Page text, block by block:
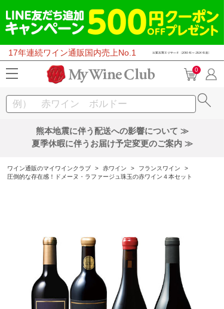
17年連続ワイン通販国内売上No.1
0
熊本地震に伴う配送への影響について ≫
夏季休暇に伴うお届け予定変更のご案内 ≫
ワイン通販のマイワインクラブ > 赤ワイン > フランスワイン
>
圧倒的な存在感！ドメーヌ・ラファージュ珠玉の赤ワイン４本セット